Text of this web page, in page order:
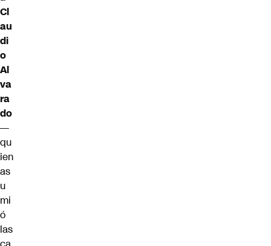
Cl
au
di
o
Al
va
ra
do
—
qu
ien
as
u
mi
ó
las